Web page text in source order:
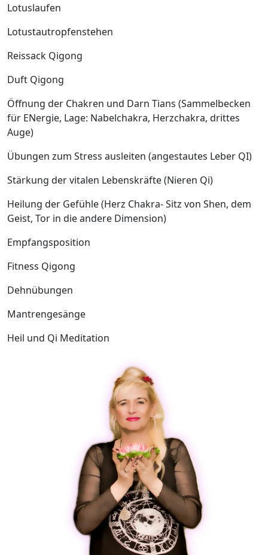
Lotuslaufen
Lotustautropfenstehen
Reissack Qigong
Duft Qigong
Öffnung der Chakren und Darn Tians (Sammelbecken
für ENergie, Lage: Nabelchakra, Herzchakra, drittes
Auge)
Übungen zum Stress ausleiten (angestautes Leber QI)
Stärkung der vitalen Lebenskräfte (Nieren Qi)
Heilung der Gefühle (Herz Chakra- Sitz von Shen, dem
Geist, Tor in die andere Dimension)
Empfangsposition
Fitness Qigong
Dehnübungen
Mantrengesänge
Heil und Qi Meditation